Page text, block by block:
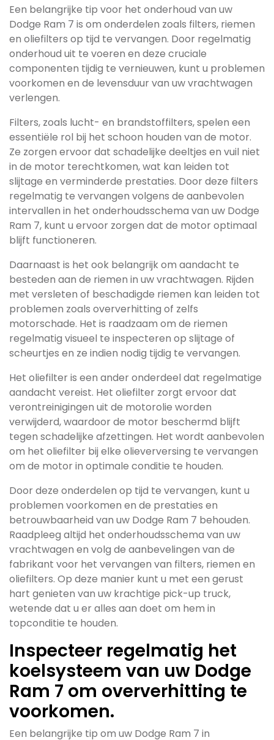
Een belangrijke tip voor het onderhoud van uw
Dodge Ram 7 is om onderdelen zoals filters, riemen
en oliefilters op tijd te vervangen. Door regelmatig
onderhoud uit te voeren en deze cruciale
componenten tijdig te vernieuwen, kunt u problemen
voorkomen en de levensduur van uw vrachtwagen
verlengen.
Filters, zoals lucht- en brandstoffilters, spelen een
essentiële rol bij het schoon houden van de motor.
Ze zorgen ervoor dat schadelijke deeltjes en vuil niet
in de motor terechtkomen, wat kan leiden tot
slijtage en verminderde prestaties. Door deze filters
regelmatig te vervangen volgens de aanbevolen
intervallen in het onderhoudsschema van uw Dodge
Ram 7, kunt u ervoor zorgen dat de motor optimaal
blijft functioneren.
Daarnaast is het ook belangrijk om aandacht te
besteden aan de riemen in uw vrachtwagen. Rijden
met versleten of beschadigde riemen kan leiden tot
problemen zoals oververhitting of zelfs
motorschade. Het is raadzaam om de riemen
regelmatig visueel te inspecteren op slijtage of
scheurtjes en ze indien nodig tijdig te vervangen.
Het oliefilter is een ander onderdeel dat regelmatige
aandacht vereist. Het oliefilter zorgt ervoor dat
verontreinigingen uit de motorolie worden
verwijderd, waardoor de motor beschermd blijft
tegen schadelijke afzettingen. Het wordt aanbevolen
om het oliefilter bij elke olieverversing te vervangen
om de motor in optimale conditie te houden.
Door deze onderdelen op tijd te vervangen, kunt u
problemen voorkomen en de prestaties en
betrouwbaarheid van uw Dodge Ram 7 behouden.
Raadpleeg altijd het onderhoudsschema van uw
vrachtwagen en volg de aanbevelingen van de
fabrikant voor het vervangen van filters, riemen en
oliefilters. Op deze manier kunt u met een gerust
hart genieten van uw krachtige pick-up truck,
wetende dat u er alles aan doet om hem in
topconditie te houden.
Inspecteer regelmatig het
koelsysteem van uw Dodge
Ram 7 om oververhitting te
voorkomen.
Een belangrijke tip om uw Dodge Ram 7 in